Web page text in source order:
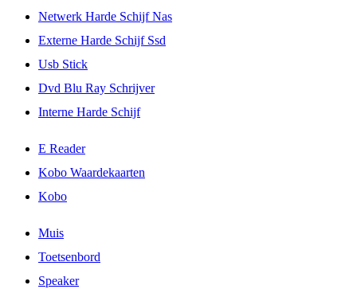
Netwerk Harde Schijf Nas
Externe Harde Schijf Ssd
Usb Stick
Dvd Blu Ray Schrijver
Interne Harde Schijf
E Reader
Kobo Waardekaarten
Kobo
Muis
Toetsenbord
Speaker